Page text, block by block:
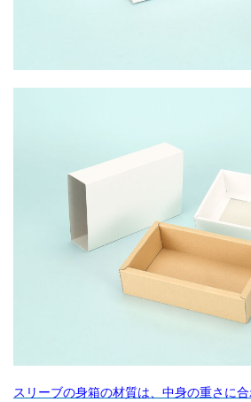
スリーブの身箱の材質は、中身の重さに